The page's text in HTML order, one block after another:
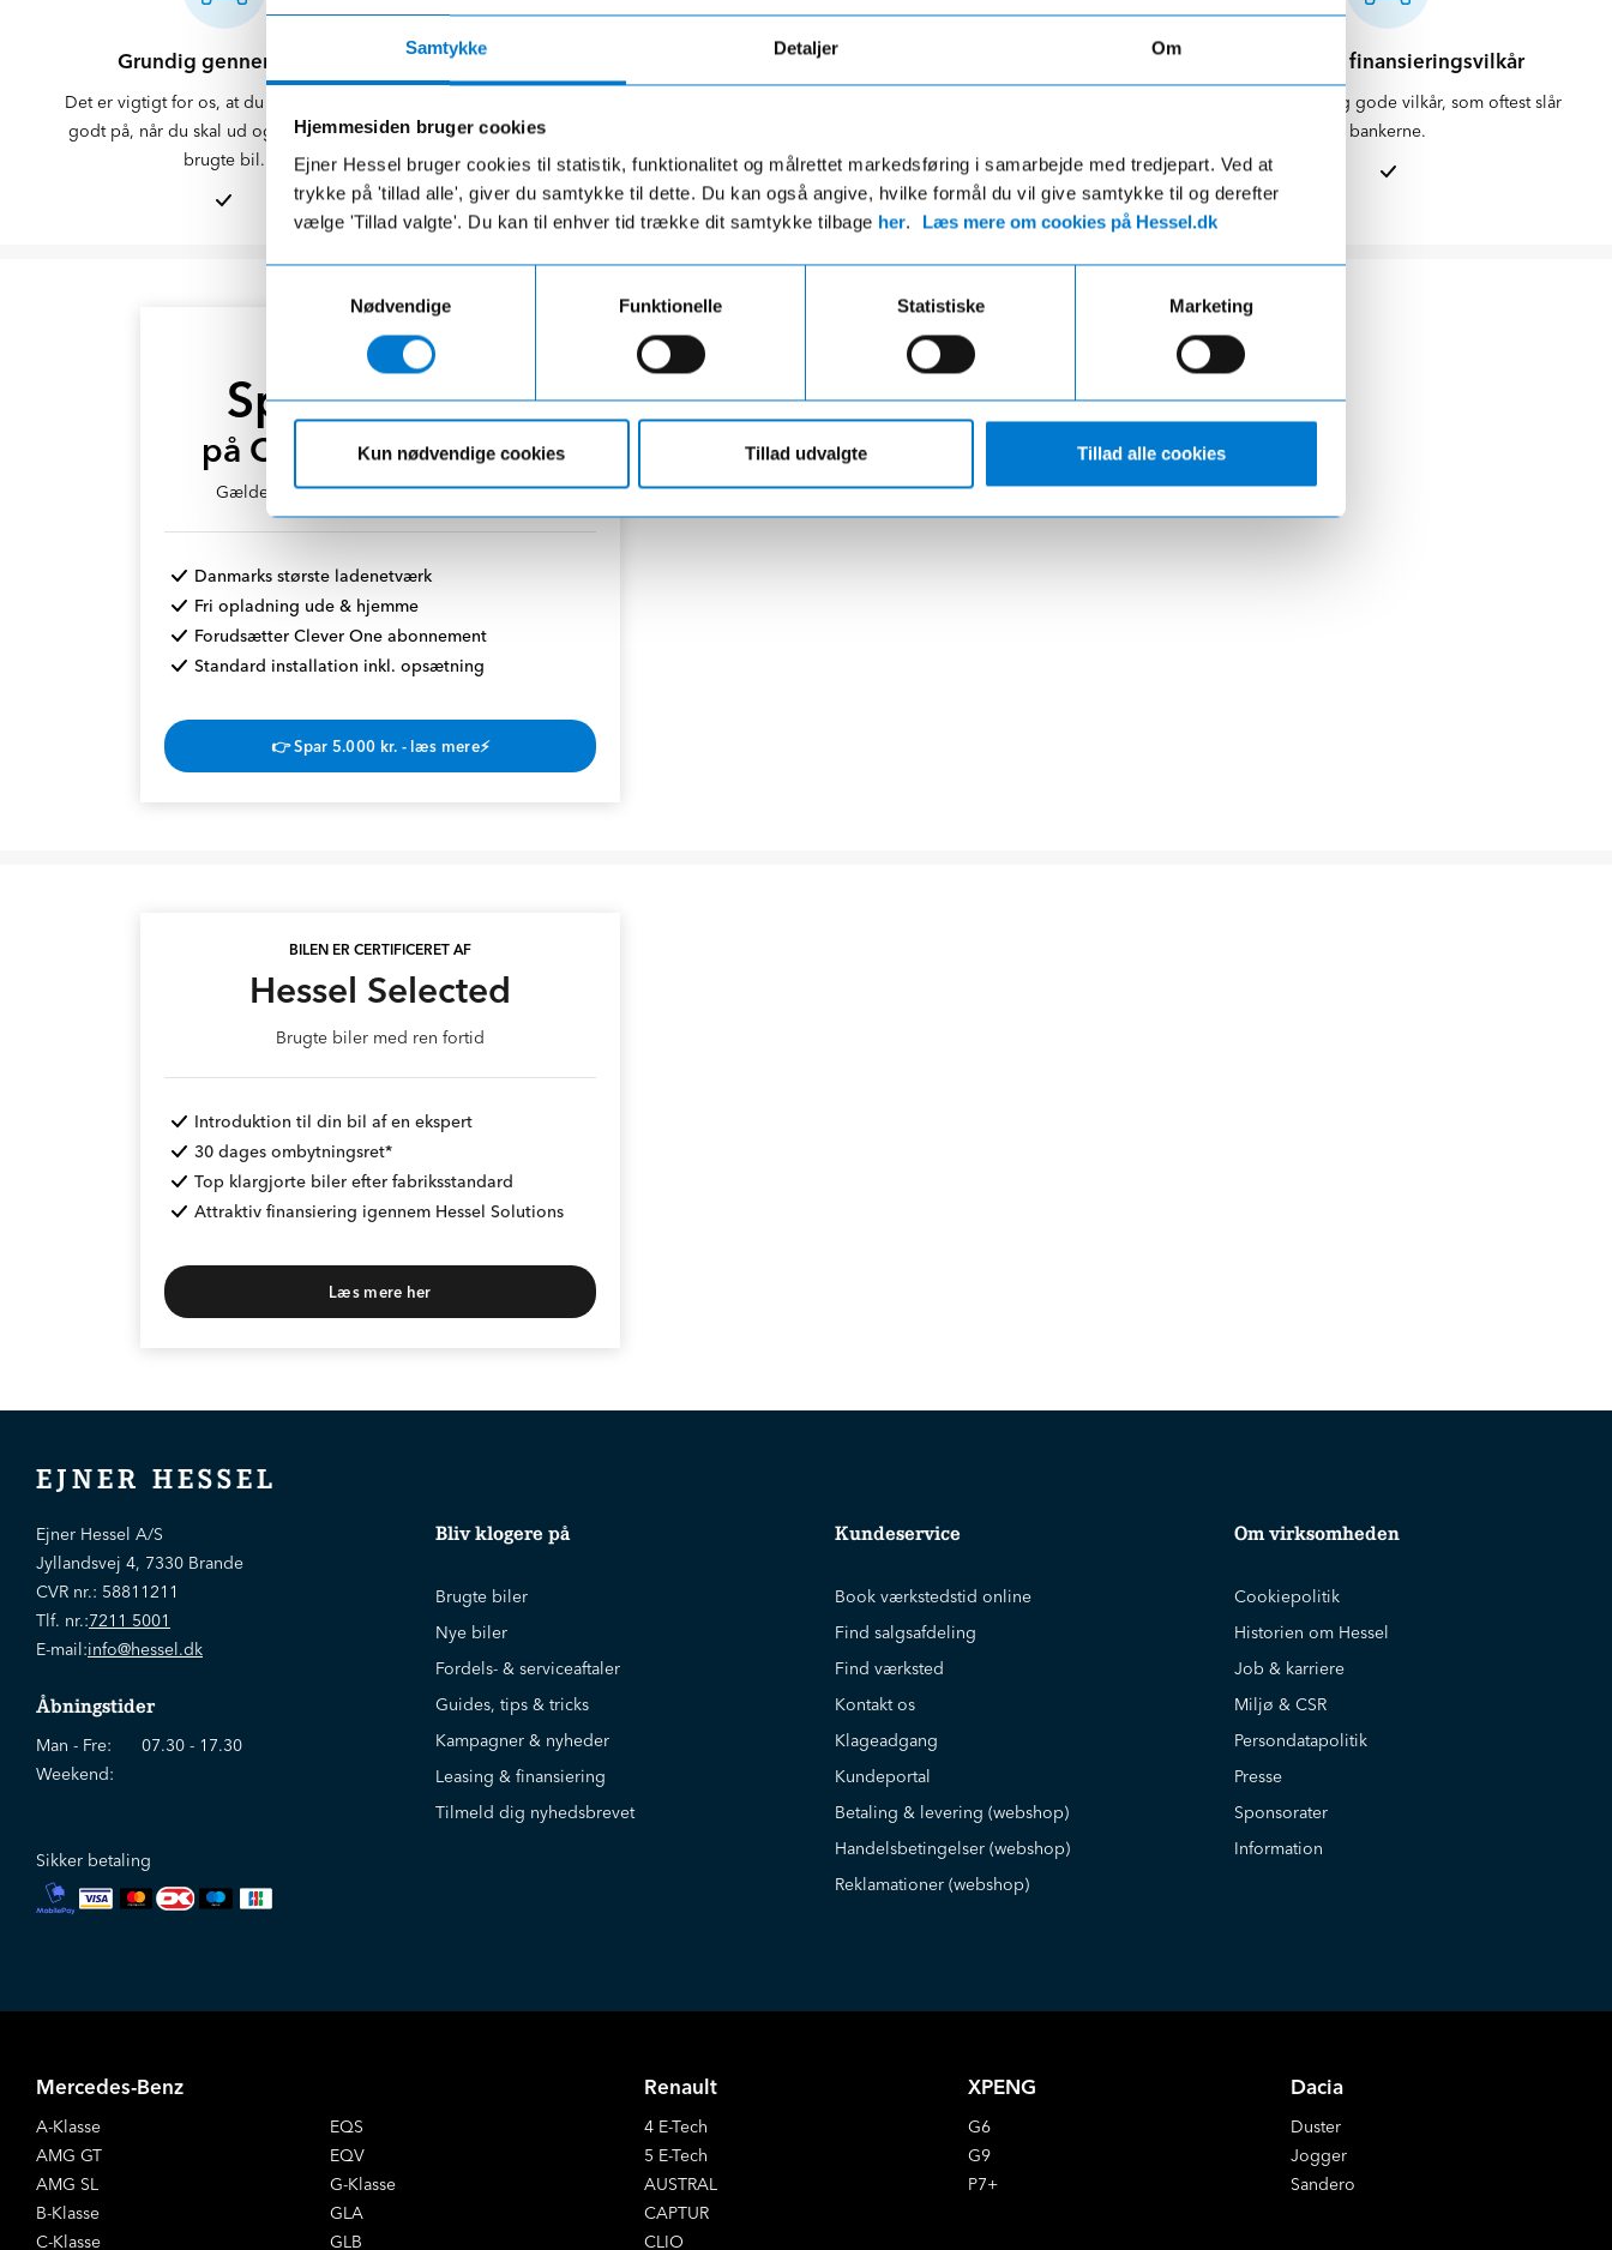
Samtykke Detaljer Om
Hjemmesiden bruger cookies
Ejner Hessel bruger cookies til statistik, funktionalitet og målrettet markedsføring i samarbejde med tredjepart. Ved at
trykke på 'tillad alle', giver du samtykke til dette. Du kan også angive, hvilke formål du vil give samtykke til og derefter
vælge 'Tillad valgte'. Du kan til enhver tid trække dit samtykke tilbage her. Læs mere om cookies på Hessel.dk
Nødvendige
Funktionelle Statistiske Marketing
Kun nødvendige cookies Tillad udvalgte Tillad alle cookies
Grundig gennemgang
Det er vigtigt for os, at du føler dig klædt
godt på, når du skal ud og nyde din nye
brugte bil.
Klargøring efter fabriksstandarder
Du kan sjældent se, at bilen har været brugt.
Attraktive finansieringsvilkår
Vi kan tilbyde dig gode vilkår, som oftest slår
bankerne.
CLEVER KØBEKAMPAGNE
Spar 5.000 kr.
på Clever-installation ⚡
Gælder, når du køber bil hos Ejner Hessel.
Danmarks største ladenetværk
Fri opladning ude & hjemme
Forudsætter Clever One abonnement
Standard installation inkl. opsætning
👉 Spar 5.000 kr. - læs mere⚡
BILEN ER CERTIFICERET AF
Hessel Selected
Brugte biler med ren fortid
Introduktion til din bil af en ekspert
30 dages ombytningsret*
Top klargjorte biler efter fabriksstandard
Attraktiv finansiering igennem Hessel Solutions
Læs mere her
EJNER HESSEL
Ejner Hessel A/S
Jyllandsvej 4, 7330 Brande
CVR nr.: 58811211
Tlf. nr.:7211 5001
E-mail:info@hessel.dk
Åbningstider
Man - Fre:
07.30 - 17.30
Weekend:
Sikker betaling
Bliv klogere på
Brugte biler
Nye biler
Fordels- & serviceaftaler
Guides, tips & tricks
Kampagner & nyheder
Leasing & finansiering
Tilmeld dig nyhedsbrevet
Kundeservice
Book værkstedstid online
Find salgsafdeling
Find værksted
Kontakt os
Klageadgang
Kundeportal
Betaling & levering (webshop)
Handelsbetingelser (webshop)
Reklamationer (webshop)
Om virksomheden
Cookiepolitik
Historien om Hessel
Job & karriere
Miljø & CSR
Persondatapolitik
Presse
Sponsorater
Information
Mercedes-Benz
A-Klasse
AMG GT
AMG SL
B-Klasse
C-Klasse
EQS
EQV
G-Klasse
GLA
GLB
Renault
4 E-Tech
5 E-Tech
AUSTRAL
CAPTUR
CLIO
XPENG
G6
G9
P7+
Dacia
Duster
Jogger
Sandero